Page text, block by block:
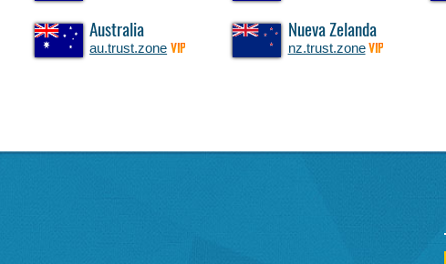
Australia
au.trust.zone VIP
Nueva Zelanda
nz.trust.zone VIP